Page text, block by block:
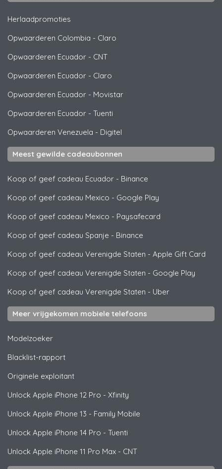
Herlaadpromoties
Opwaarderen Colombia - Claro
Opwaarderen Ecuador - CNT
Opwaarderen Ecuador - Claro
Opwaarderen Ecuador - Movistar
Opwaarderen Ecuador - Tuenti
Opwaarderen Venezuela - Digitel
Meest gewilde cadeaubonnen
Koop of geef cadeau Ecuador - Binance
Koop of geef cadeau Mexico - Google Play
Koop of geef cadeau Mexico - Paysafecard
Koop of geef cadeau Spanje - Binance
Koop of geef cadeau Verenigde Staten - Apple Gift Card
Koop of geef cadeau Verenigde Staten - Google Play
Koop of geef cadeau Verenigde Staten - Uber
Meer vrijgekomen mobiele telefoons
Modelzoeker
Blacklist-rapport
Originele exploitant
Unlock Apple iPhone 12 Pro - Xfinity
Unlock Apple iPhone 13 - Family Mobile
Unlock Apple iPhone 14 Pro - Tuenti
Unlock Apple iPhone 11 Pro Max - CNT